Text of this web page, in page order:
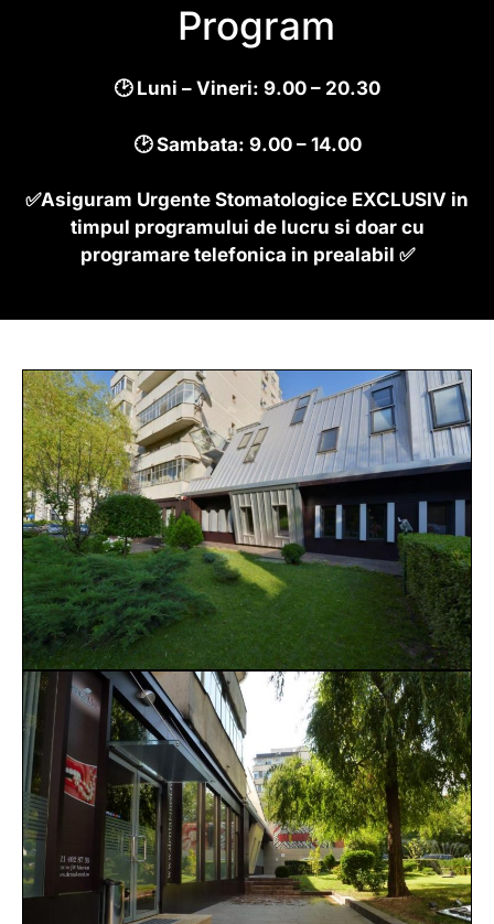
Program
🕑 Luni – Vineri: 9.00 – 20.30
🕑 Sambata: 9.00 – 14.00
✅Asiguram Urgente Stomatologice EXCLUSIV in
timpul programului de lucru si doar cu
programare telefonica in prealabil ✅